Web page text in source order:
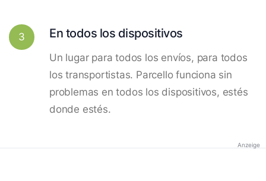
3 En todos los dispositivos
Un lugar para todos los envíos, para todos
los transportistas. Parcello funciona sin
problemas en todos los dispositivos, estés
donde estés.
Anzeige